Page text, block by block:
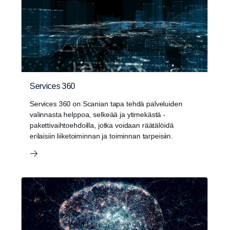
Services 360
Services 360 on Scanian tapa tehdä palveluiden
valinnasta helppoa, selkeää ja ytimekästä -
pakettivaihtoehdoilla, jotka voidaan räätälöidä
erilaisiin liiketoiminnan ja toiminnan tarpeisiin.